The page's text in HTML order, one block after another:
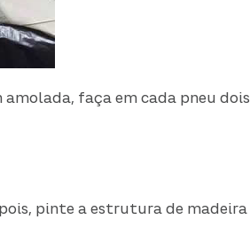
amolada, faça em cada pneu dois
pinte a estrutura de madeira